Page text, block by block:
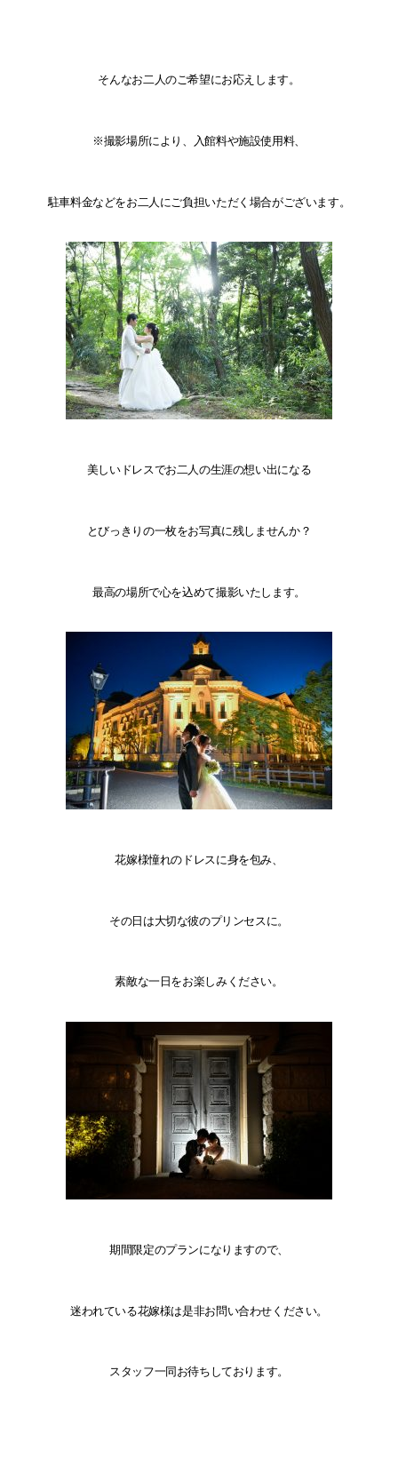
そんなお二人のご希望にお応えします。
※撮影場所により、入館料や施設使用料、
駐車料金などをお二人にご負担いただく場合がございます。
美しいドレスでお二人の生涯の想い出になる
とびっきりの一枚をお写真に残しませんか？
最高の場所で心を込めて撮影いたします。
花嫁様憧れのドレスに身を包み、
その日は大切な彼のプリンセスに。
素敵な一日をお楽しみください。
期間限定のプランになりますので、
迷われている花嫁様は是非お問い合わせください。
スタッフ一同お待ちしております。